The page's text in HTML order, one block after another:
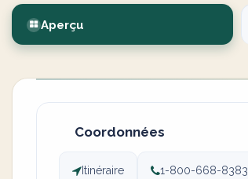
Aperçu
Coordonnées
Itinéraire 1-800-668-8383